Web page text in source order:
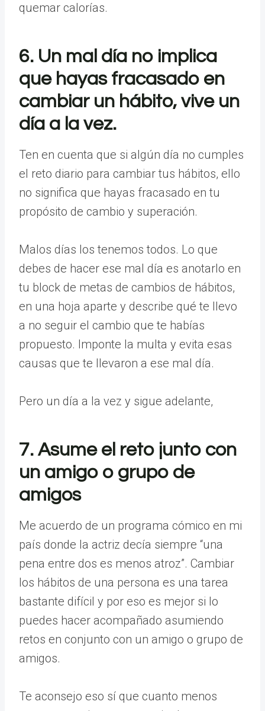
quemar calorías.
6. Un mal día no implica
que hayas fracasado en
cambiar un hábito, vive un
día a la vez.
Ten en cuenta que si algún día no cumples
el reto diario para cambiar tus hábitos, ello
no significa que hayas fracasado en tu
propósito de cambio y superación.
Malos días los tenemos todos. Lo que
debes de hacer ese mal día es anotarlo en
tu block de metas de cambios de hábitos,
en una hoja aparte y describe qué te llevo
a no seguir el cambio que te habías
propuesto. Imponte la multa y evita esas
causas que te llevaron a ese mal día.
Pero un día a la vez y sigue adelante,
7. Asume el reto junto con
un amigo o grupo de
amigos
Me acuerdo de un programa cómico en mi
país donde la actriz decía siempre “una
pena entre dos es menos atroz”. Cambiar
los hábitos de una persona es una tarea
bastante difícil y por eso es mejor si lo
puedes hacer acompañado asumiendo
retos en conjunto con un amigo o grupo de
amigos.
Te aconsejo eso sí que cuanto menos